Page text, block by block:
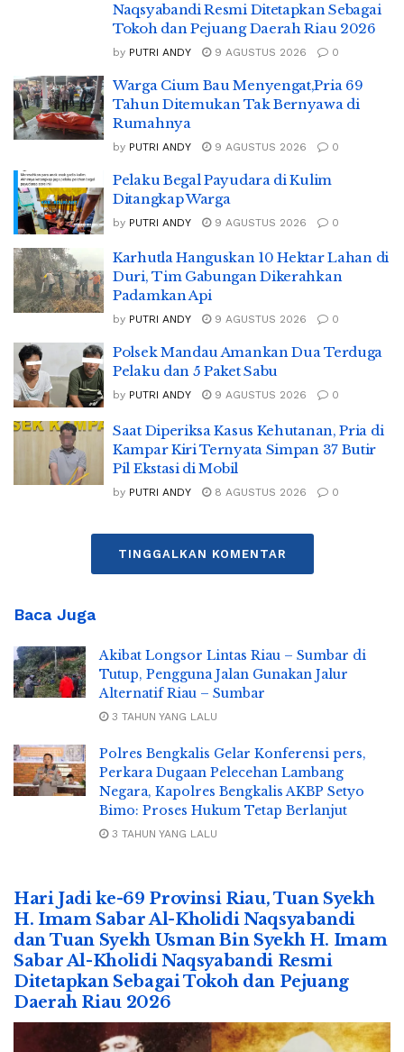
Naqsyabandi Resmi Ditetapkan Sebagai
Tokoh dan Pejuang Daerah Riau 2026
by PUTRI ANDY 9 AGUSTUS 2026 0
Warga Cium Bau Menyengat,Pria 69
Tahun Ditemukan Tak Bernyawa di
Rumahnya
by PUTRI ANDY 9 AGUSTUS 2026 0
Pelaku Begal Payudara di Kulim
Ditangkap Warga
by PUTRI ANDY 9 AGUSTUS 2026 0
Karhutla Hanguskan 10 Hektar Lahan di
Duri, Tim Gabungan Dikerahkan
Padamkan Api
by PUTRI ANDY 9 AGUSTUS 2026 0
Polsek Mandau Amankan Dua Terduga
Pelaku dan 5 Paket Sabu
by PUTRI ANDY 9 AGUSTUS 2026 0
Saat Diperiksa Kasus Kehutanan, Pria di
Kampar Kiri Ternyata Simpan 37 Butir
Pil Ekstasi di Mobil
by PUTRI ANDY 8 AGUSTUS 2026 0
TINGGALKAN KOMENTAR
Baca Juga
Akibat Longsor Lintas Riau – Sumbar di
Tutup, Pengguna Jalan Gunakan Jalur
Alternatif Riau – Sumbar
3 TAHUN YANG LALU
Polres Bengkalis Gelar Konferensi pers,
Perkara Dugaan Pelecehan Lambang
Negara, Kapolres Bengkalis AKBP Setyo
Bimo: Proses Hukum Tetap Berlanjut
3 TAHUN YANG LALU
Hari Jadi ke-69 Provinsi Riau, Tuan Syekh
H. Imam Sabar Al-Kholidi Naqsyabandi
dan Tuan Syekh Usman Bin Syekh H. Imam
Sabar Al-Kholidi Naqsyabandi Resmi
Ditetapkan Sebagai Tokoh dan Pejuang
Daerah Riau 2026